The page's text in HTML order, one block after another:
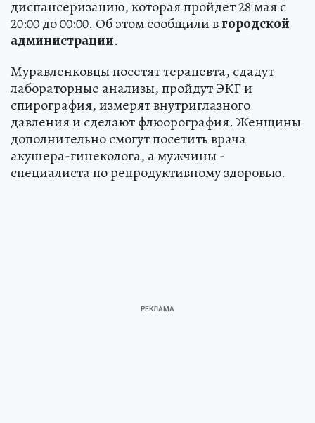
диспансеризацию, которая пройдет 28 мая с
20:00 до 00:00. Об этом сообщили вгородской
администрации.
Муравленковцы посетят терапевта, сдадут
лабораторные анализы, пройдут ЭКГ и
спирография, измерят внутриглазного
давления и сделают флюорография. Женщины
дополнительно смогут посетить врача
акушера-гинеколога, а мужчины -
специалиста по репродуктивному здоровью.